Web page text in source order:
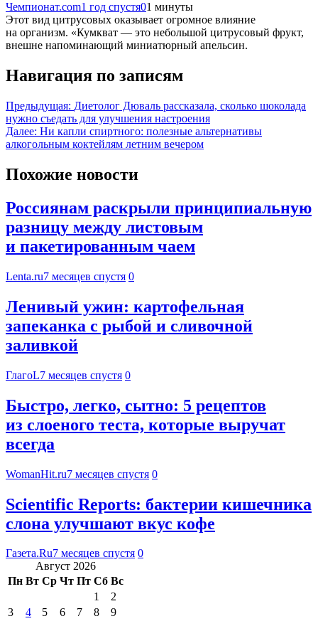
Чемпионат.com1 год спустя01 минуты
Этот вид цитрусовых оказывает огромное влияние
на организм. «Кумкват — это небольшой цитрусовый фрукт,
внешне напоминающий миниатюрный апельсин.
Навигация по записям
Предыдущая: Диетолог Дюваль рассказала, сколько шоколада
нужно съедать для улучшения настроения
Далее: Ни капли спиртного: полезные альтернативы
алкогольным коктейлям летним вечером
Похожие новости
Россиянам раскрыли принципиальную
разницу между листовым
и пакетированным чаем
Lenta.ru7 месяцев спустя 0
Ленивый ужин: картофельная
запеканка с рыбой и сливочной
заливкой
ГлагоL7 месяцев спустя 0
Быстро, легко, сытно: 5 рецептов
из слоеного теста, которые выручат
всегда
WomanHit.ru7 месяцев спустя 0
Scientific Reports: бактерии кишечника
слона улучшают вкус кофе
Газета.Ru7 месяцев спустя 0
Август 2026
Пн Вт Ср Чт Пт Сб Вс
1
2
3
4 5 6 7 8
9